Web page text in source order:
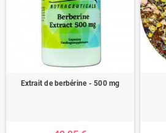
Extrait de berbérine - 500 mg